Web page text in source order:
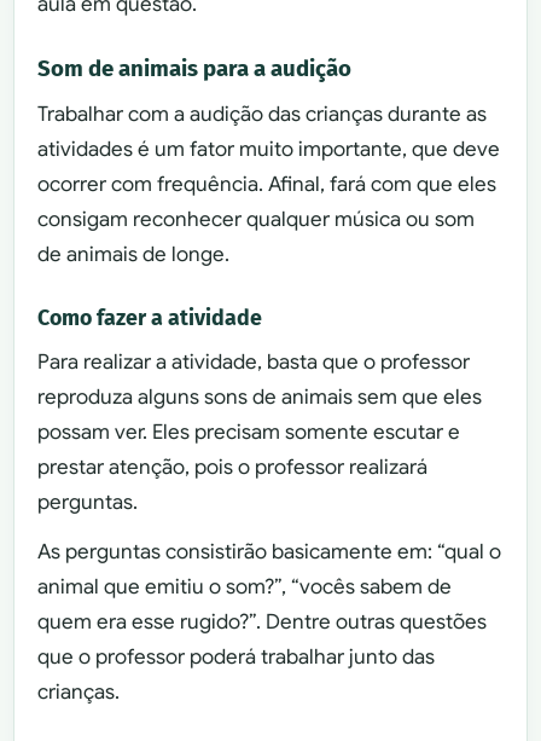
Som de animais para a audição
Trabalhar com a audição das crianças durante as
atividades é um fator muito importante, que deve
ocorrer com frequência. Afinal, fará com que eles
consigam reconhecer qualquer música ou som
de animais de longe.
Como fazer a atividade
Para realizar a atividade, basta que o professor
reproduza alguns sons de animais sem que eles
possam ver. Eles precisam somente escutar e
prestar atenção, pois o professor realizará
perguntas.
As perguntas consistirão basicamente em: “qual o
animal que emitiu o som?”, “vocês sabem de
quem era esse rugido?”. Dentre outras questões
que o professor poderá trabalhar junto das
crianças.